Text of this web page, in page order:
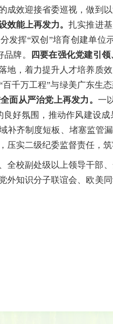
成效迎接省委巡视，做到
效能上再发力。扎实推进
发挥“双创”培育创建单位
牌。
四要在强化党建引
地，着力提升人才培养质
千万工程”与绿美广东生
面从严治党上再发力。 一
良好氛围，推动作风建设
补齐制度短板、堵塞监管
压实二级纪委监督责任，
全校副处级以上领导干部
外知识分子联谊会、欧美